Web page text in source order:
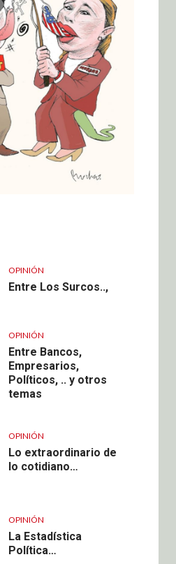
OPINIÓN
Entre Los Surcos..,
OPINIÓN
Entre Bancos,
Empresarios,
Políticos, .. y otros
temas
OPINIÓN
Lo extraordinario de
lo cotidiano…
OPINIÓN
La Estadística
Política…